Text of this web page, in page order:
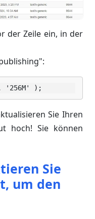
der Zeile ein, in der
, '256M' );
Sie Ihren
hoch! Sie können
Sie
um den